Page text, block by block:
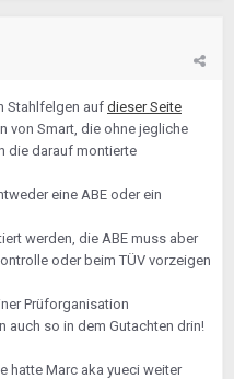
Stahlfelgen auf dieser Seite
von Smart, die ohne jegliche
die darauf montierte
eine ABE oder ein
werden, die ABE muss aber
oder beim TÜV vorzeigen
Prüforganisation
auch so in dem Gutachten drin!
hatte Marc aka yueci weiter